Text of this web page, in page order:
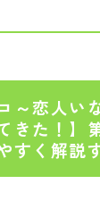
～恋人い
きた！】
すく解説